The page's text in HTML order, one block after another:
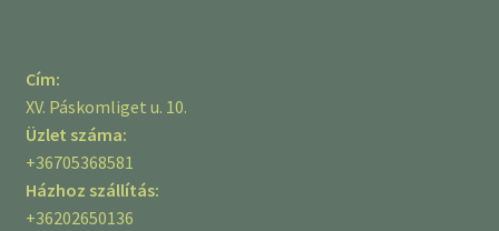
Cím:
XV. Páskomliget u. 10.
Üzlet száma:
+36705368581
Házhoz szállítás:
+36202650136